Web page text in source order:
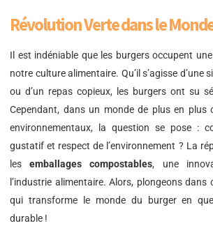
Révolution Verte dans le
Il est indéniable que les burgers occupent
notre culture alimentaire. Qu’il s’agisse d’une
ou d’un repas copieux, les burgers ont su
Cependant, dans un monde de plus en plus
environnementaux, la question se pose :
gustatif et respect de l’environnement ? La
lesemballages compostables, une
l’industrie alimentaire. Alors, plongeons
qui transforme le monde du burger en
durable !